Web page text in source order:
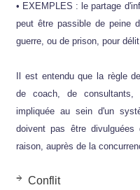
• EXEMPLES : le partage
peut être passible de peine
guerre, ou de prison, pour
Il est entendu que la règle
de coach, de
impliquée au sein d'un
doivent pas être
raison, auprès de la
Conflit